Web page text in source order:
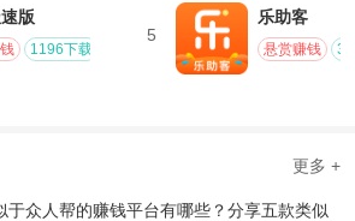
版
1196下载
5
乐助客
悬赏赚钱
更多 +
于众人帮的赚钱平台有哪些？分享五款类似